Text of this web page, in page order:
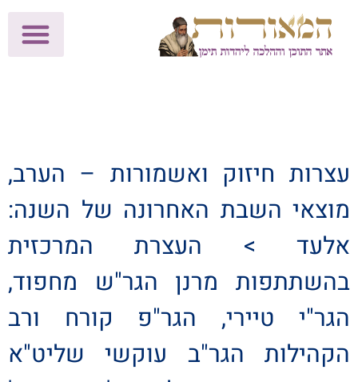
עצרות חיזוק ואשמורות – הערב,
מוצאי השבת האחרונה של השנה:
אלעד > העצרת המרכזית
בהשתתפות מרנן הגר"ש מחפוד,
הגר"י טיירי, הגר"פ קורח ורב
הקהילות הגר"ב עוקשי שליט"א